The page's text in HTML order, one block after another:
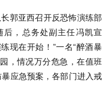
郭亚西召开反恐怖演练部
，总务处副主任冯凯宣
现在开始！”一名“醉酒暴
，情况万分危急，在值班
应急预案，各部门进入戒